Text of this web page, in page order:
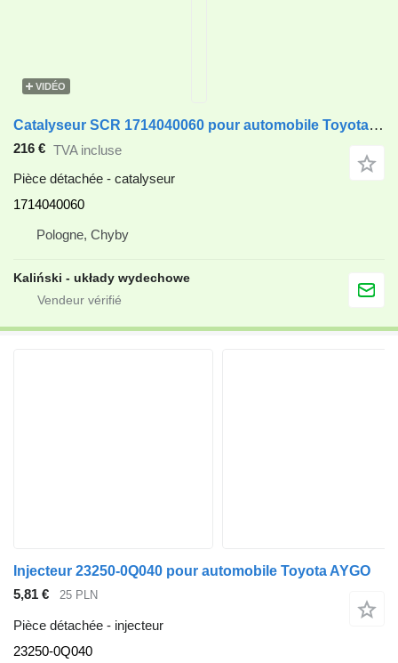
VIDÉO
Catalyseur SCR 1714040060 pour automobile Toyota IQ - 1.0
216 € TVA incluse
Pièce détachée - catalyseur
1714040060
Pologne, Chyby
Kaliński - układy wydechowe
Injecteur 23250-0Q040 pour automobile Toyota AYGO
5,81 €
25 PLN
Pièce détachée - injecteur
23250-0Q040